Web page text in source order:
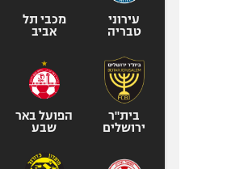
שחייה
אגרוף
ספורט אולימפי
היאבקות WWE
עירוני
טבריה
מכבי תל
אביב
בית"ר
ירושלים
הפועל באר
שבע